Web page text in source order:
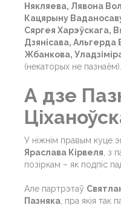
Някляева, Лявона
Кацярыну
Сяргея Харэўскага,
Дзянісава, Альгерда
Жбанкова,
(некаторых не пазнаём).
А дзе
У ніжнім правым куце
Яраслава Кірвеля, з
позіркам – як подпіс
Але партрэтаў
Пазняка, пра якія так